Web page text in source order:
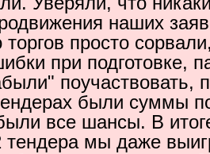
наших
торгов просто
при подготовке,
поучаствовать,
были суммы
все шансы. В
тендера мы даже